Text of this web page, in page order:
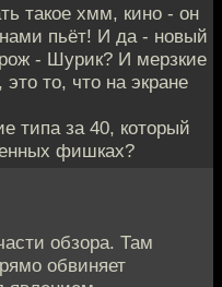
такое хмм, кино - он
пьёт! И да - новый
- Шурик? И мерзкие
то, что на экране
типа за 40, который
фишках?
обзора. Там
обвиняет